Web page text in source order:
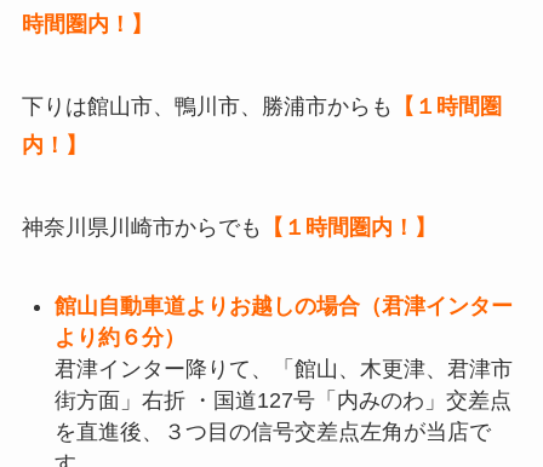
時間圏内！】
下りは館山市、鴨川市、勝浦市からも
【１時間圏
内！】
神奈川県川崎市からでも 【１時間圏内！】
館山自動車道よりお越しの場合（君津インター
より約６分）
君津インター降りて、「館山、木更津、君津市
街方面」右折 ・国道127号「内みのわ」交差点
を直進後、３つ目の信号交差点左角が当店で